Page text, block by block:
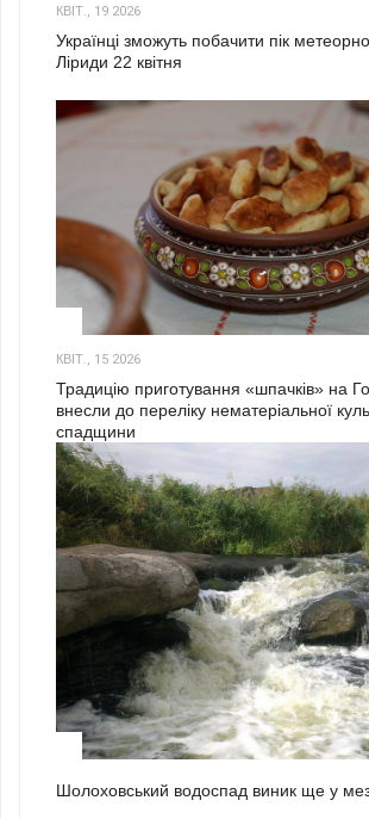
КВІТ., 19 2026
Українці зможуть побачити пік
Ліриди 22 квітня
КВІТ., 15 2026
Традицію приготування «шпачків» на
внесли до переліку нематеріальної
спадщини
Шолоховський водоспад виник ще у